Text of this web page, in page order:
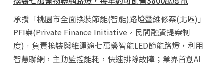
承攬「桃園市全面換裝節能(智能)路燈暨維修案(北區)」
PFI案(Private Finance Initiative，民間融資提案制
度)，負責換裝與維運逾七萬盞智能LED節能路燈，利用
智慧聯網，主動監控能耗，快速排除故障；業界首創AI